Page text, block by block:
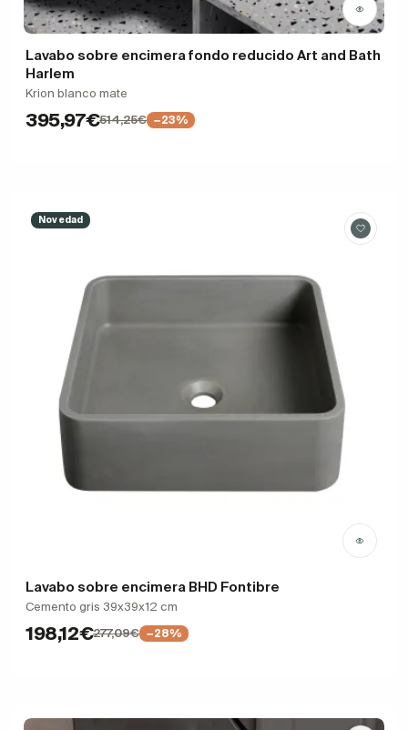
Lavabo sobre encimera fondo reducido Art and Bath
Harlem
Krion blanco mate
395,97€514,25€ −23%
Novedad
Lavabo sobre encimera BHD Fontibre
Cemento gris 39x39x12 cm
198,12€277,09€ −28%